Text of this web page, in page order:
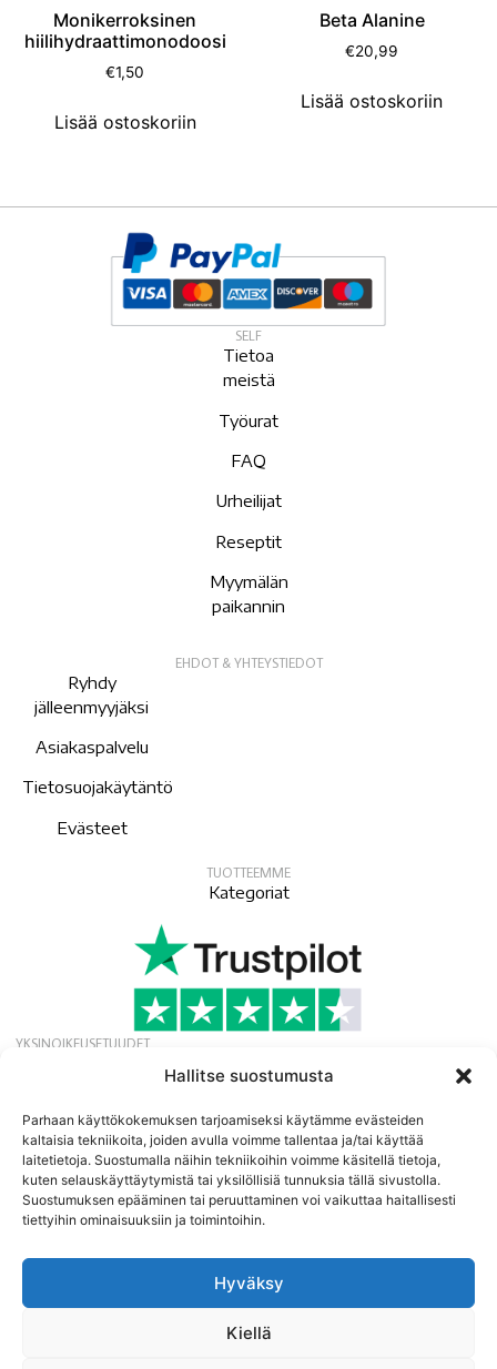
Hallitse suostumusta
Parhaan käyttökokemuksen tarjoamiseksi käytämme evästeiden
kaltaisia tekniikoita, joiden avulla voimme tallentaa ja/tai käyttää
laitetietoja. Suostumalla näihin tekniikoihin voimme käsitellä tietoja,
kuten selauskäyttäytymistä tai yksilöllisiä tunnuksia tällä sivustolla.
Suostumuksen epääminen tai peruuttaminen voi vaikuttaa haitallisesti
tiettyihin ominaisuuksiin ja toimintoihin.
Hyväksy
Kiellä
Monikerroksinen
hiilihydraattimonodoosi
€1,50
Lisää ostoskoriin
Beta Alanine
€20,99
Lisää ostoskoriin
SELF
Tietoa
meistä
Työurat
FAQ
Urheilijat
Reseptit
Myymälän
paikannin
EHDOT & YHTEYSTIEDOT
Ryhdy
jälleenmyyjäksi
Asiakaspalvelu
Tietosuojakäytäntö
Evästeet
TUOTTEEMME
Kategoriat
YKSINOIKEUSETUUDET
tarjouksia, uutisia ja tapahtumia.
Uutiskirje
Yrityksen alv-numero SE556641183001 | Speditionsvägen 45 |